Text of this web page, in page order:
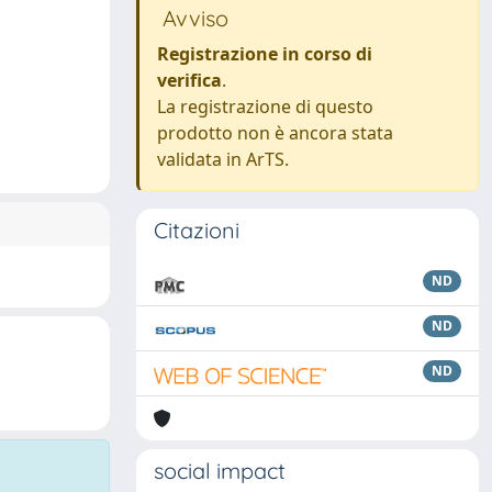
Avviso
Registrazione in corso di
verifica.
La registrazione di questo
prodotto non è ancora stata
validata in ArTS.
Citazioni
ND
ND
ND
social impact